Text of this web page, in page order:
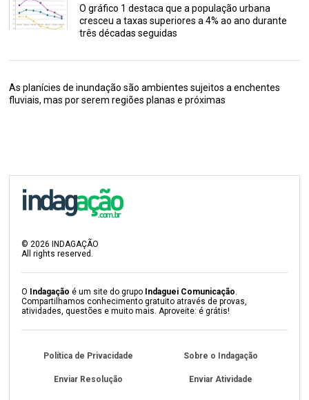
O gráfico 1 destaca que a população urbana
cresceu a taxas superiores a 4% ao ano durante
três décadas seguidas
As planícies de inundação são ambientes sujeitos a enchentes
fluviais, mas por serem regiões planas e próximas
©2026 INDAGAÇÃO
All rights reserved.
O Indagação é um site do grupo Indaguei Comunicação.
Compartilhamos conhecimento gratuito através de provas,
atividades, questões e muito mais. Aproveite: é grátis!
Política de Privacidade Sobre o Indagação
Enviar Resolução Enviar Atividade